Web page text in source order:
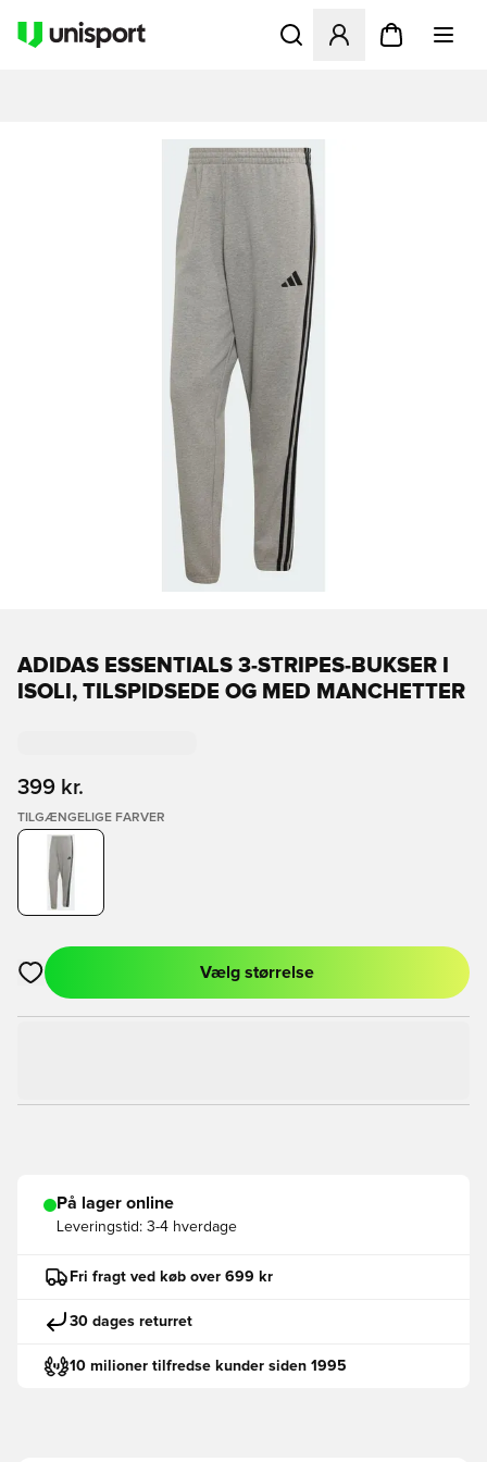
Åbner en Modal til at
ADIDAS ESSENTIALS 3-STRIPES-BUKSER I
ISOLI, TILSPIDSEDE OG MED MANCHETTER
399 kr.
TILGÆNGELIGE FARVER
Åbner en Modal til at logge ind eller tilmelde dig som medlem
Vælg størrelse
På lager online
Leveringstid: 3-4 hverdage
Fri fragt ved køb over 699 kr
30 dages returret
10 milioner tilfredse kunder siden 1995